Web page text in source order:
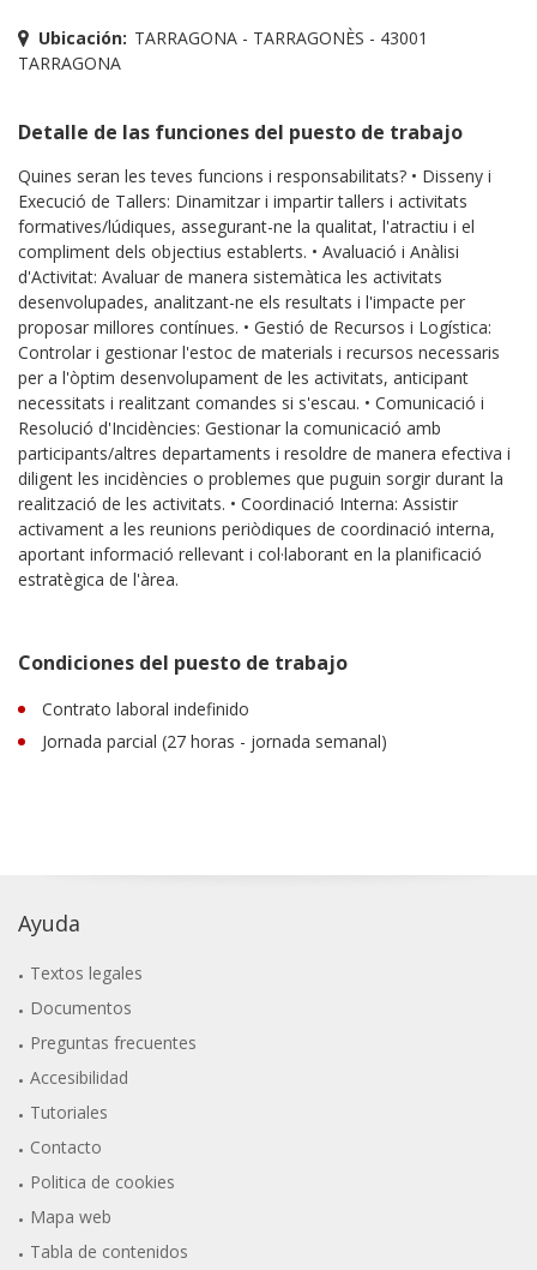
Ubicación: TARRAGONA - TARRAGONÈS - 43001
TARRAGONA
Detalle de las funciones del puesto de trabajo
Quines seran les teves funcions i responsabilitats? • Disseny i
Execució de Tallers: Dinamitzar i impartir tallers i activitats
formatives/lúdiques, assegurant-ne la qualitat, l'atractiu i el
compliment dels objectius establerts. • Avaluació i Anàlisi
d'Activitat: Avaluar de manera sistemàtica les activitats
desenvolupades, analitzant-ne els resultats i l'impacte per
proposar millores contínues. • Gestió de Recursos i Logística:
Controlar i gestionar l'estoc de materials i recursos necessaris
per a l'òptim desenvolupament de les activitats, anticipant
necessitats i realitzant comandes si s'escau. • Comunicació i
Resolució d'Incidències: Gestionar la comunicació amb
participants/altres departaments i resoldre de manera efectiva i
diligent les incidències o problemes que puguin sorgir durant la
realització de les activitats. • Coordinació Interna: Assistir
activament a les reunions periòdiques de coordinació interna,
aportant informació rellevant i col·laborant en la planificació
estratègica de l'àrea.
Condiciones del puesto de trabajo
Contrato laboral indefinido
Jornada parcial (27 horas - jornada semanal)
Ayuda
Textos legales
Documentos
Preguntas frecuentes
Accesibilidad
Tutoriales
Contacto
Politica de cookies
Mapa web
Tabla de contenidos